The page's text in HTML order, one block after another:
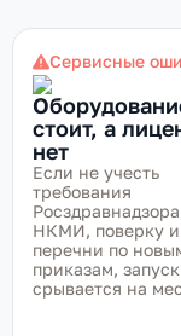
Сервисные
стоит, а
нет
Если не учесть
требования
НКМИ, поверку и
перечни по
приказам, запуск
срывается на